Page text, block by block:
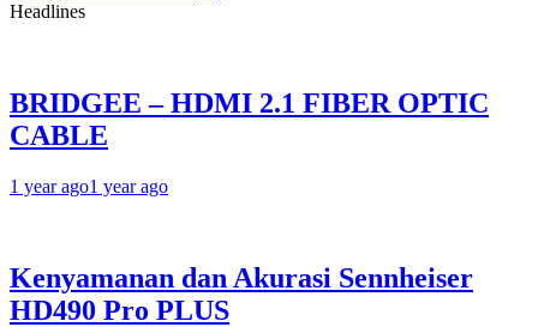
Headlines
BRIDGEE – HDMI 2.1 FIBER OPTIC
CABLE
1 year ago1 year ago
Kenyamanan dan Akurasi Sennheiser
HD490 Pro PLUS